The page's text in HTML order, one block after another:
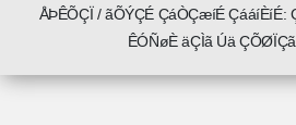
ÅÞÊÕÇÏ / ãÕÝÇÉ ÇáÒÇæíÉ ÇááíÈíÉ:
ÊÓÑøÈ äÇÌã Úä